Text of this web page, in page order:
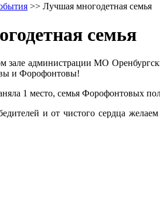
>> Лучшая многодетная семья
семья
зале администрации МО
и Форофонтовы!
1 место, семья Форофонтовых
и от чистого сердца